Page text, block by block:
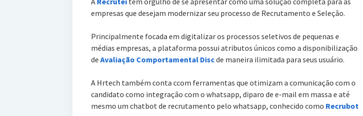
empresas que desejam modernizar seu processo de Recrutamento e Seleção.
Principalmente focada em digitalizar os processos seletivos de pequenas e
médias empresas, a plataforma possui atributos únicos como a disponibilização
de Avaliação Comportamental Discde maneira ilimitada para seus usuário.
A Hrtech também conta ccom ferramentas que otimizam a comunicação com o
candidato como integração com o whatsapp, diparo de e-mail em massa e até
mesmo um chatbot de recrutamento pelo whatsapp, conhecido como Recrubot